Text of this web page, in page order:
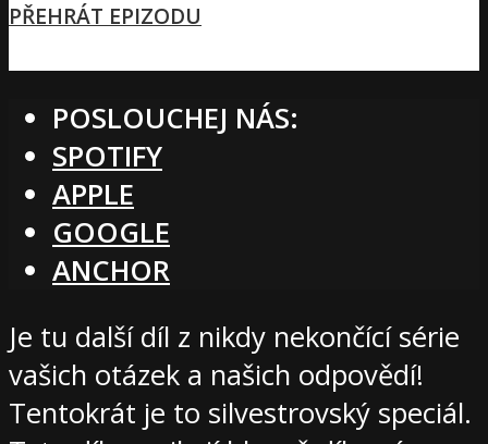
PŘEHRÁT EPIZODU
POSLOUCHEJ NÁS:
SPOTIFY
APPLE
GOOGLE
ANCHOR
Je tu další díl z nikdy nekončící série
vašich otázek a našich odpovědí!
Tentokrát je to silvestrovský speciál.